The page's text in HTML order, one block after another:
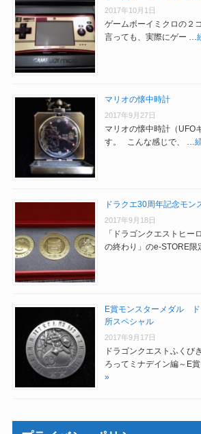
2017年10月1日
ゲームボーイミクロの２
言っても、実際にゲー …
マリオの懐中時計
2017年9月27日
マリオの懐中時計（UFO
す。 こんな感じで、 …
ドラクエ30周年記念モン
2017年9月18日
「ドラゴンクエストヒ
の終わり」のe-STORE
E賞モンスターメダル ド
所スペシャル
2017年9月17日
ドラゴンクエストふくび
ろってミナデイン編～E
»